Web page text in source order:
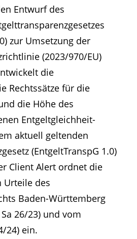
Entwurf des
zur Umsetzung der
(2023/970/EU)
die
Rechtssätze für die
die Höhe des
Entgeltgleichheit-
aktuell geltenden
(EntgeltTranspG 1.0)
Client Alert ordnet die
Urteile des
Baden-Württemberg
26/23) und vom
24) ein.